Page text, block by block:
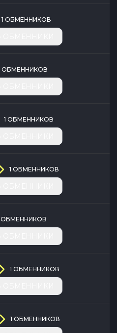
1 ОБМЕННИКОВ
ОБМЕННИКОВ
1 ОБМЕННИКОВ
1 ОБМЕННИКОВ
ОБМЕННИКОВ
1 ОБМЕННИКОВ
1 ОБМЕННИКОВ